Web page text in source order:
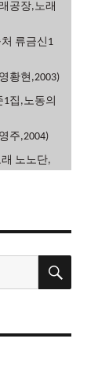
공장,노래
류금신1
황현,2003)
집,노동의
주,2004)
노노단,
,전노협2
영1집
검